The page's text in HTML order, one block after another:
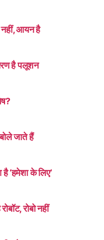
आयन है
है पलूशन
जाते हैं
‘हमेशा के लिए’
रोबो नहीं